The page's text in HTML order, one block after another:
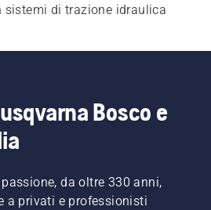
sistemi di trazione idraulica
Turn professionali per una
Bosco e
da oltre 330 anni,
a privati e professionisti